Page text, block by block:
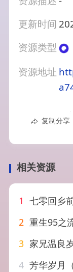
更新时间
资源类型
资源地址
复制分享
相关资源
1 七零回乡前农家女
2 重生95之
3 家兄温良
4 芳华岁月